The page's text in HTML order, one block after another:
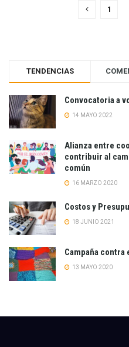
1
TENDENCIAS
Convocatoria a
14 MAYO 2022
Alianza entre
contribuir al
común
16 MARZO 2020
Costos y
18 JUNIO 2021
Campaña
13 MAYO 2020